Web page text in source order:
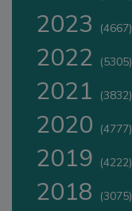
2023 (4667)
2022 (5305)
2021 (3832)
2020 (4777)
2019 (4222)
2018 (3075)